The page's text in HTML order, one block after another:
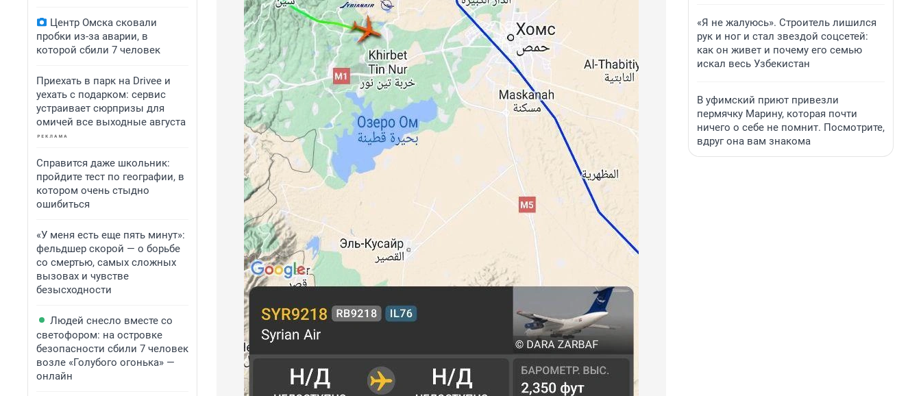
Центр Омска сковали
пробки из-за аварии, в
которой сбили 7 человек
Приехать в парк на Drivee и
уехать с подарком: сервис
устраивает сюрпризы для
омичей все выходные августа
Справится даже школьник:
пройдите тест по географии, в
котором очень стыдно
ошибиться
«У меня есть еще пять минут»:
фельдшер скорой — о борьбе
со смертью, самых сложных
вызовах и чувстве
безысходности
Людей снесло вместе со
светофором: на островке
безопасности сбили 7 человек
возле «Голубого огонька» —
онлайн
«Я не жалуюсь». Строитель лишился
рук и ног и стал звездой соцсетей:
как он живет и почему его семью
искал весь Узбекистан
В уфимский приют привезли
пермячку Марину, которая почти
ничего о себе не помнит. Посмотрите,
вдруг она вам знакома